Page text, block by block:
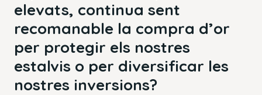
elevats, continua sent
recomanable la compra d’or
per protegir els nostres
estalvis o per diversificar les
nostres inversions?